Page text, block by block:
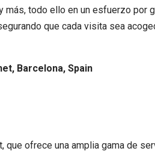
todo ello en un esfuerzo por
que cada visita sea
Barcelona, Spain
que ofrece una amplia gama de